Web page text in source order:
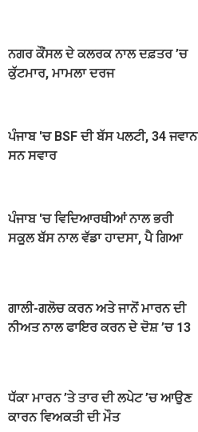
ਨਗਰ ਕੌਂਸਲ ਦੇ ਕਲਰਕ ਨਾਲ ਦਫ਼ਤਰ ’ਚ
ਕੁੱਟਮਾਰ, ਮਾਮਲਾ ਦਰਜ
ਪੰਜਾਬ 'ਚ BSF ਦੀ ਬੱਸ ਪਲਟੀ, 34 ਜਵਾਨ
ਸਨ ਸਵਾਰ
ਪੰਜਾਬ 'ਚ ਵਿਦਿਆਰਥੀਆਂ ਨਾਲ ਭਰੀ
ਸਕੂਲ ਬੱਸ ਨਾਲ ਵੱਡਾ ਹਾਦਸਾ, ਪੈ ਗਿਆ
ਗਾਲੀ-ਗਲੋਚ ਕਰਨ ਅਤੇ ਜਾਨੋਂ ਮਾਰਨ ਦੀ
ਨੀਅਤ ਨਾਲ ਫਾਇਰ ਕਰਨ ਦੇ ਦੋਸ਼ ’ਚ 13
ਧੱਕਾ ਮਾਰਨ ’ਤੇ ਤਾਰ ਦੀ ਲਪੇਟ ’ਚ ਆਉਣ
ਕਾਰਨ ਵਿਅਕਤੀ ਦੀ ਮੌਤ